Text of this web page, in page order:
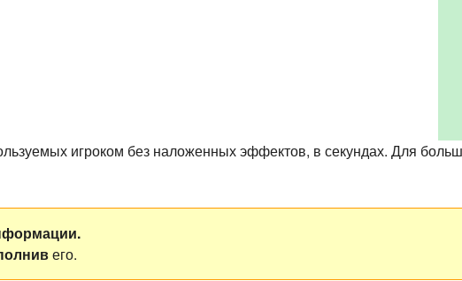
игроком без наложенных эффектов, в секундах. Для
его.